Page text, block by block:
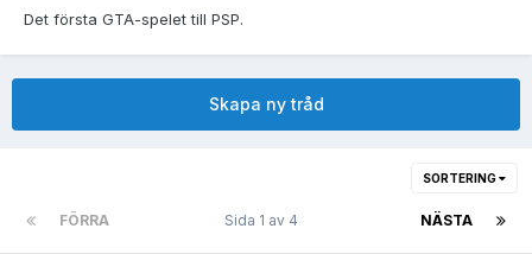
Det första GTA-spelet till PSP.
Skapa ny tråd
SORTERING
FÖRRA NÄSTA
Sida 1 av 4